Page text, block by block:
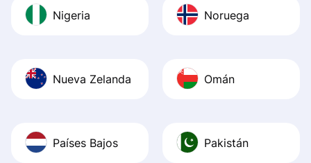
Nigeria Noruega
Nueva Zelanda Omán
Países Bajos Pakistán